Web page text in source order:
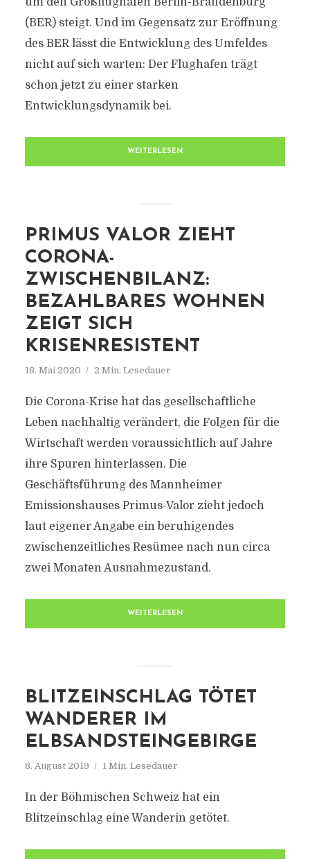
(BER) steigt. Und im Gegensatz zur Eröffnung
des BER lässt die Entwicklung des Umfeldes
nicht auf sich warten: Der Flughafen trägt
schon jetzt zu einer starken
Entwicklungsdynamik bei.
WEITERLESEN
PRIMUS VALOR ZIEHT
CORONA-
ZWISCHENBILANZ:
BEZAHLBARES WOHNEN
ZEIGT SICH
KRISENRESISTENT
18. Mai 2020 2 Min. Lesedauer
Die Corona-Krise hat das gesellschaftliche
Leben nachhaltig verändert, die Folgen für die
Wirtschaft werden voraussichtlich auf Jahre
ihre Spuren hinterlassen. Die
Geschäftsführung des Mannheimer
Emissionshauses Primus-Valor zieht jedoch
laut eigener Angabe ein beruhigendes
zwischenzeitliches Resümee nach nun circa
zwei Monaten Ausnahmezustand.
WEITERLESEN
BLITZEINSCHLAG TÖTET
WANDERER IM
ELBSANDSTEINGEBIRGE
8. August 2019 1 Min. Lesedauer
In der Böhmischen Schweiz hat ein
Blitzeinschlag eine Wanderin getötet.